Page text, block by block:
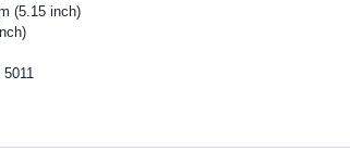
(5.15 inch)